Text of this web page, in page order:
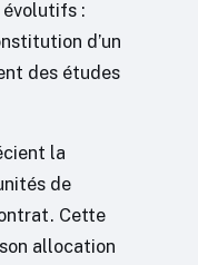
:
d’un
des études
la
de
Cette
allocation